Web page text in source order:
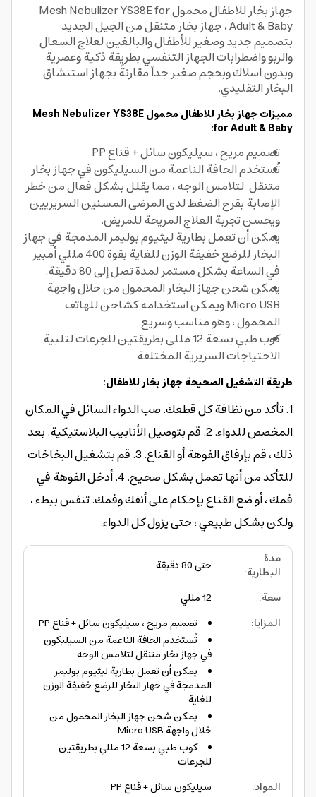
جهاز بخار للاطفال محمول Mesh Nebulizer YS38E for
Adult & Baby ، جهاز بخار متنقل من الجيل الجديد
بتصميم جديد وصغير للأطفال والبالغين لعلاج السعال
والربو واضطرابات الجهاز التنفسي بطريقة ذكية وعصرية
وبدون اسلاك وبحجم صغير جداً مقارنةً بجهاز استنشاق
البخار التقليدي.
مميزات جهاز بخار للاطفال محمول Mesh Nebulizer YS38E
for Adult & Baby:
تصميم مريح ، سيليكون سائل + قناع PP
تُستخدم الحافة الناعمة من السيليكون في جهاز بخار
متنقل لتلامس الوجه ، مما يقلل بشكل فعال من خطر
الإصابة بقرح الضغط لدى المرضى المسنين السريريين
ويحسن تجربة العلاج المريحة للمريض.
يمكن أن تعمل بطارية ليثيوم بوليمر المدمجة في جهاز
البخار للرضع خفيفة الوزن للغاية بقوة 400 مللي أمبير
في الساعة بشكل مستمر لمدة تصل إلى 80 دقيقة.
يمكن شحن جهاز البخار المحمول من خلال واجهة
Micro USB ويمكن استخدامه كشاحن للهاتف
المحمول ، وهو مناسب وسريع.
كوب طبي بسعة 12 مللي بطريقتين للجرعات لتلبية
الاحتياجات السريرية المختلفة
طريقة التشغيل الصحيحة جهاز بخار للاطفال:
1. تأكد من نظافة كل قطعك. صب الدواء السائل في المكان
المخصص للدواء. 2. قم بتوصيل الأنابيب البلاستيكية. بعد
ذلك ، قم بإرفاق الفوهة أو القناع. 3. قم بتشغيل البخاخات
للتأكد من أنها تعمل بشكل صحيح. 4. أدخل الفوهة في
فمك ، أو ضع القناع بإحكام على أنفك وفمك. تنفس ببطء ،
ولكن بشكل طبيعي ، حتى يزول كل الدواء.
مدة
البطارية:
حتى 80 دقيقة
سعة:
12 مللي
المزايا:
تصميم مريح ، سيليكون سائل + قناع PP
تُستخدم الحافة الناعمة من السيليكون
في جهاز بخار متنقل لتلامس الوجه
يمكن أن تعمل بطارية ليثيوم بوليمر
المدمجة في جهاز البخار للرضع خفيفة الوزن
للغاية
يمكن شحن جهاز البخار المحمول من
خلال واجهة Micro USB
كوب طبي بسعة 12 مللي بطريقتين
للجرعات
المواد: سيليكون سائل + قناع PP